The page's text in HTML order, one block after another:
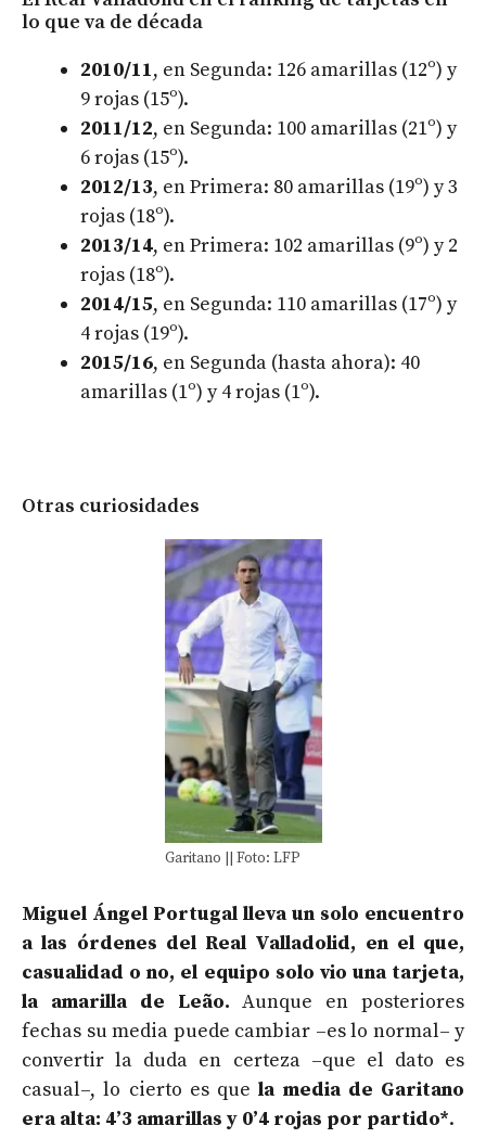
lo que va de década
2010/11, en Segunda: 126 amarillas (12º) y
9 rojas (15º).
2011/12, en Segunda: 100 amarillas (21º) y
6 rojas (15º).
2012/13, en Primera: 80 amarillas (19º) y 3
rojas (18º).
2013/14, en Primera: 102 amarillas (9º) y 2
rojas (18º).
2014/15, en Segunda: 110 amarillas (17º) y
4 rojas (19º).
2015/16, en Segunda (hasta ahora): 40
amarillas (1º) y 4 rojas (1º).
Otras curiosidades
Garitano || Foto: LFP
Miguel Ángel Portugal lleva un solo encuentro
a las órdenes del Real Valladolid, en el que,
casualidad o no, el equipo solo vio una tarjeta,
la amarilla de Leão. Aunque en posteriores
fechas su media puede cambiar –es lo normal– y
convertir la duda en certeza –que el dato es
casual–, lo cierto es quela media de Garitano
era alta: 4’3 amarillas y 0’4 rojas por partido*.